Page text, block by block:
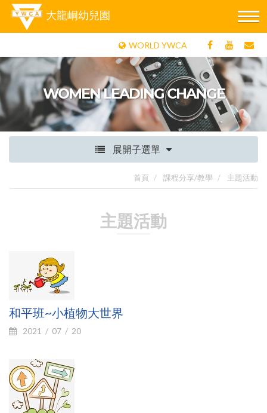
大龍峒幼兒園
WORLD YWCA
WOMEN LEADING CHANGE
展開子選單
首頁 課程分享/教學 主題活動
主題活動
和平班~小植物大世界
2021 07 20